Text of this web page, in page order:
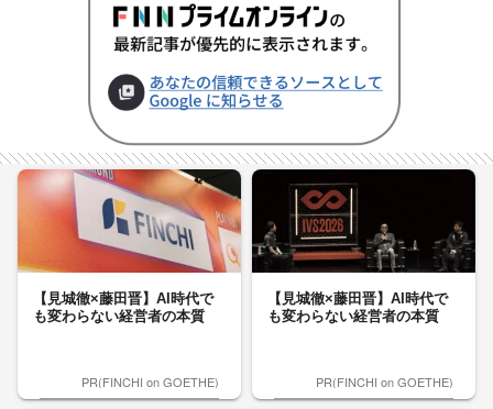
【見城徹×藤田晋】AI時代で
も変わらない経営者の本質
PR(FINCHI on GOETHE)
【見城徹×藤田晋】AI時代で
も変わらない経営者の本質
PR(FINCHI on GOETHE)